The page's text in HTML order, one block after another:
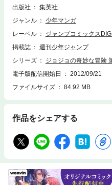
出版社
集英社
ジャンル
少年マンガ
レーベル
ジャンプコミックス
掲載誌
週刊少年ジャンプ
シリーズ
ジョジョの奇妙な冒険
電子版配信開始日
2012/09/21
ファイルサイズ
84.92 MB
作品をシェアする